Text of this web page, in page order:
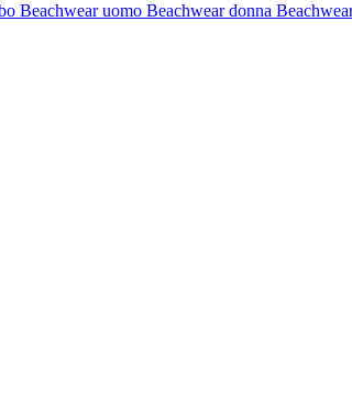
Beachwear uomo Beachwear donna